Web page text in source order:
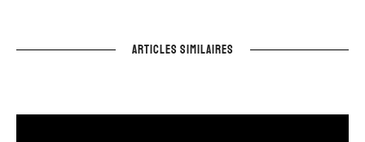
ARTICLES SIMILAIRES